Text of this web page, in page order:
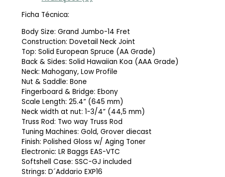
Ficha Técnica:
Body Size: Grand Jumbo-14 Fret
Construction: Dovetail Neck Joint
Top: Solid European Spruce (AA Grade)
Back & Sides: Solid Hawaiian Koa (AAA Grade)
Neck: Mahogany, Low Profile
Nut & Saddle: Bone
Fingerboard & Bridge: Ebony
Scale Length: 25.4” (645 mm)
Neck width at nut: 1-3/4” (44,5 mm)
Truss Rod: Two way Truss Rod
Tuning Machines: Gold, Grover diecast
Finish: Polished Gloss w/ Aging Toner
Electronic: LR Baggs EAS-VTC
Softshell Case: SSC-GJ included
Strings: D´Addario EXP16